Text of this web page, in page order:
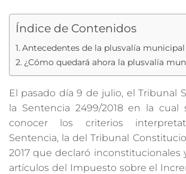
Índice de Contenidos
Antecedentes de la plusvalía municipal
¿Cómo quedará ahora la plusvalía
El pasado día 9 de julio, el Tribunal
la Sentencia 2499/2018 en la
conocer los criterios
Sentencia, la del Tribunal
2017 que declaró inconstitucionales
artículos del Impuesto sobre el